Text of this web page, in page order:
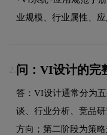
业规模、行业属性、
2. 问：VI设计的完
答：VI设计通常分为
谈、行业分析、竞品
方向；第二阶段为策